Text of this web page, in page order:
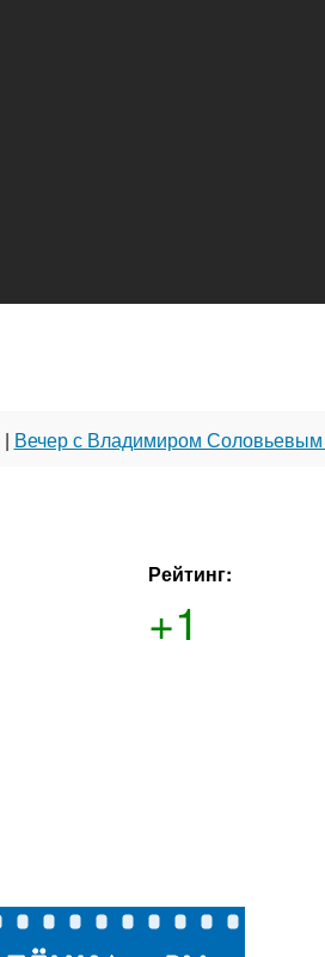
| Вечер с Владимиром Соловьевым
Рейтинг:
+1